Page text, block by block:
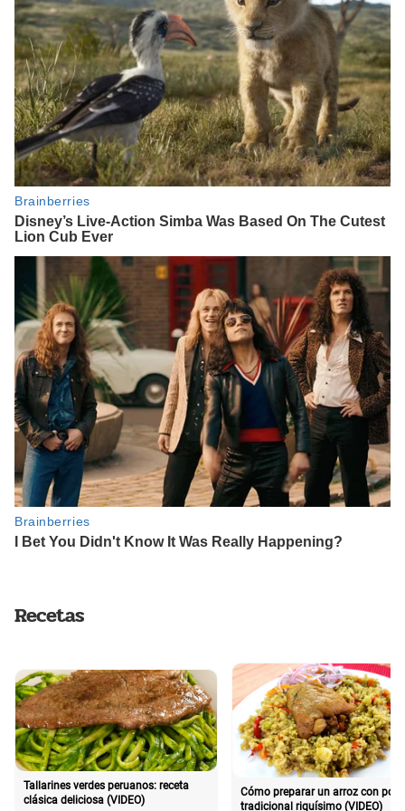
Recetas
Tallarines verdes peruanos: receta
clásica deliciosa (VIDEO)
Cómo preparar un arroz con pollo
tradicional riquísimo (VIDEO)